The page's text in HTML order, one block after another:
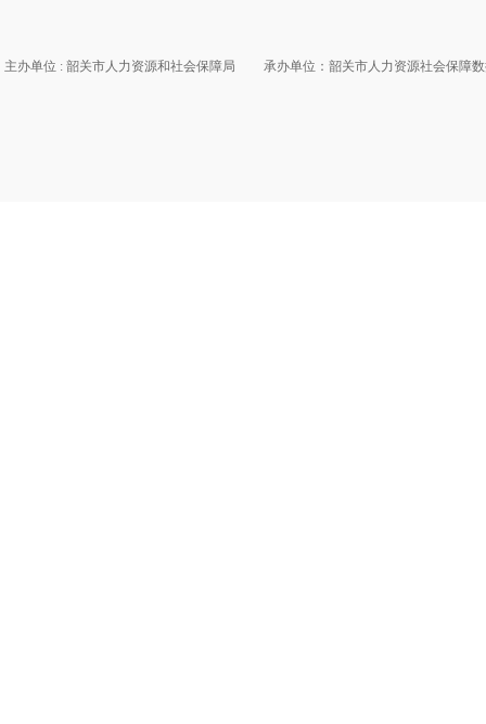
主办单位 : 韶关市人力资源和社会保障局 承办单位：韶关市人力资源社会保障